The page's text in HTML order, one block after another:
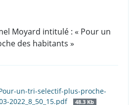
Moyard intitulé : « Pour un
des habitants »
un-tri-selectif-plus-proche-
2022_8_50_15.pdf
48.3 Kb